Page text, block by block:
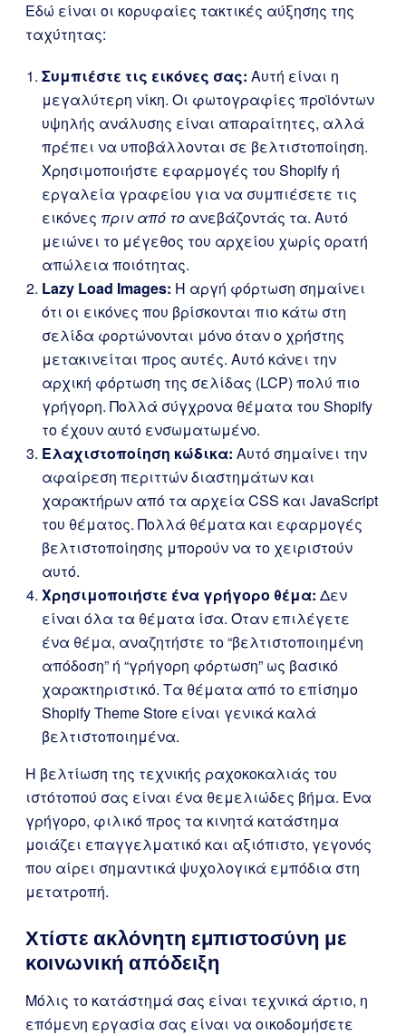
Εδώ είναι οι κορυφαίες τακτικές αύξησης της
ταχύτητας:
Συμπιέστε τις εικόνες σας: Αυτή είναι η
μεγαλύτερη νίκη. Οι φωτογραφίες προϊόντων
υψηλής ανάλυσης είναι απαραίτητες, αλλά
πρέπει να υποβάλλονται σε βελτιστοποίηση.
Χρησιμοποιήστε εφαρμογές του Shopify ή
εργαλεία γραφείου για να συμπιέσετε τις
εικόνες πριν από το ανεβάζοντάς τα. Αυτό
μειώνει το μέγεθος του αρχείου χωρίς ορατή
απώλεια ποιότητας.
Lazy Load Images: Η αργή φόρτωση σημαίνει
ότι οι εικόνες που βρίσκονται πιο κάτω στη
σελίδα φορτώνονται μόνο όταν ο χρήστης
μετακινείται προς αυτές. Αυτό κάνει την
αρχική φόρτωση της σελίδας (LCP) πολύ πιο
γρήγορη. Πολλά σύγχρονα θέματα του Shopify
το έχουν αυτό ενσωματωμένο.
Ελαχιστοποίηση κώδικα: Αυτό σημαίνει την
αφαίρεση περιττών διαστημάτων και
χαρακτήρων από τα αρχεία CSS και JavaScript
του θέματος. Πολλά θέματα και εφαρμογές
βελτιστοποίησης μπορούν να το χειριστούν
αυτό.
Χρησιμοποιήστε ένα γρήγορο θέμα: Δεν
είναι όλα τα θέματα ίσα. Όταν επιλέγετε
ένα θέμα, αναζητήστε το “βελτιστοποιημένη
απόδοση” ή “γρήγορη φόρτωση” ως βασικό
χαρακτηριστικό. Τα θέματα από το επίσημο
Shopify Theme Store είναι γενικά καλά
βελτιστοποιημένα.
Η βελτίωση της τεχνικής ραχοκοκαλιάς του
ιστότοπού σας είναι ένα θεμελιώδες βήμα. Ένα
γρήγορο, φιλικό προς τα κινητά κατάστημα
μοιάζει επαγγελματικό και αξιόπιστο, γεγονός
που αίρει σημαντικά ψυχολογικά εμπόδια στη
μετατροπή.
Χτίστε ακλόνητη εμπιστοσύνη με
κοινωνική απόδειξη
Μόλις το κατάστημά σας είναι τεχνικά άρτιο, η
επόμενη εργασία σας είναι να οικοδομήσετε